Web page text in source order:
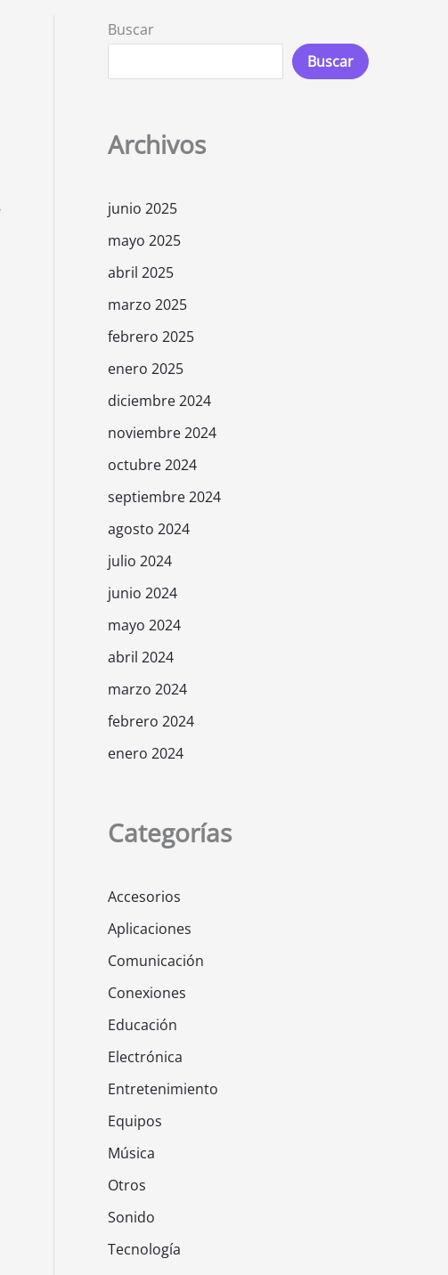
Buscar
Buscar
Archivos
junio 2025
mayo 2025
abril 2025
marzo 2025
febrero 2025
enero 2025
diciembre 2024
noviembre 2024
octubre 2024
septiembre 2024
agosto 2024
julio 2024
junio 2024
mayo 2024
abril 2024
marzo 2024
febrero 2024
enero 2024
Categorías
Accesorios
Aplicaciones
Comunicación
Conexiones
Educación
Electrónica
Entretenimiento
Equipos
Música
Otros
Sonido
Tecnología